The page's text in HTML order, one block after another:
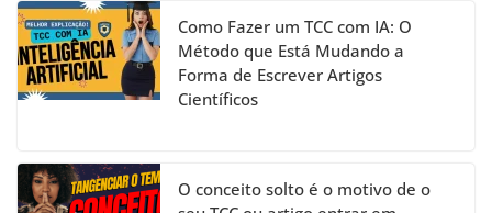
Como Fazer um TCC com IA: O
Método que Está Mudando a
Forma de Escrever Artigos
Científicos
O conceito solto é o motivo de o